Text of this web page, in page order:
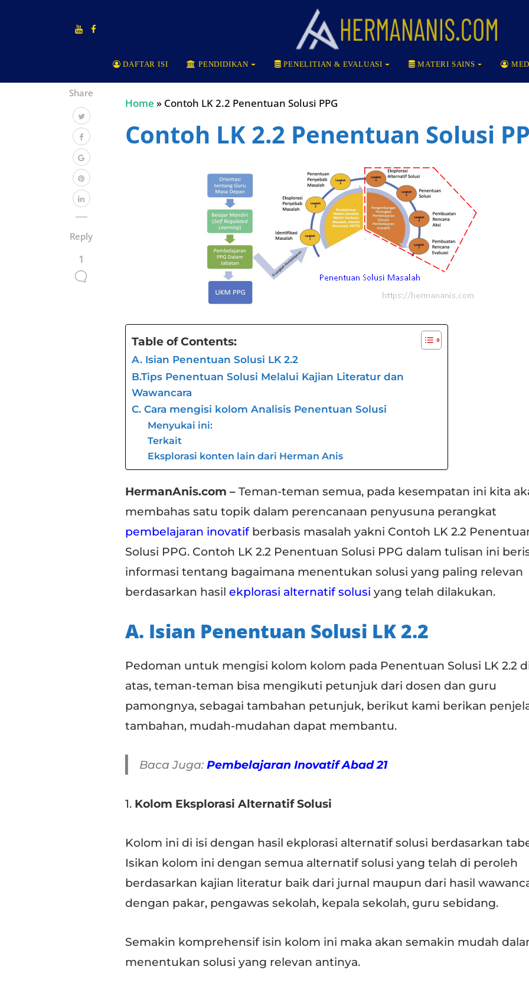
DAFTAR ISI PENDIDIKAN PENELITIAN & EVALUASI MATERI SAINS
Share
Reply
1
Home » Contoh LK 2.2 Penentuan Solusi PPG
Contoh LK 2.2 Penentuan Solusi
Table of Contents:
A. Isian Penentuan Solusi LK 2.2
B.Tips Penentuan Solusi Melalui Kajian Literatur dan
Wawancara
C. Cara mengisi kolom Analisis Penentuan Solusi
Menyukai ini:
Terkait
Eksplorasi konten lain dari Herman Anis
HermanAnis.com – Teman-teman semua, pada kesempatan ini kita
membahas satu topik dalam perencanaan penyusuna perangkat
pembelajaran inovatifberbasis masalah yakni Contoh LK 2.2
Solusi PPG. Contoh LK 2.2 Penentuan Solusi PPG dalam tulisan ini
informasi tentang bagaimana menentukan solusi yang paling relevan
berdasarkan hasil ekplorasi alternatif solusi yang telah dilakukan.
A. Isian Penentuan Solusi LK 2.2
Pedoman untuk mengisi kolom kolom pada Penentuan Solusi LK 2.2
atas, teman-teman bisa mengikuti petunjuk dari dosen dan guru
pamongnya, sebagai tambahan petunjuk, berikut kami berikan
tambahan, mudah-mudahan dapat membantu.
Baca Juga: Pembelajaran Inovatif Abad 21
1. Kolom Eksplorasi Alternatif Solusi
Kolom ini di isi dengan hasil ekplorasi alternatif solusi berdasarkan
Isikan kolom ini dengan semua alternatif solusi yang telah di peroleh
berdasarkan kajian literatur baik dari jurnal maupun dari hasil
dengan pakar, pengawas sekolah, kepala sekolah, guru sebidang.
Semakin komprehensif isin kolom ini maka akan semakin mudah
menentukan solusi yang relevan antinya.